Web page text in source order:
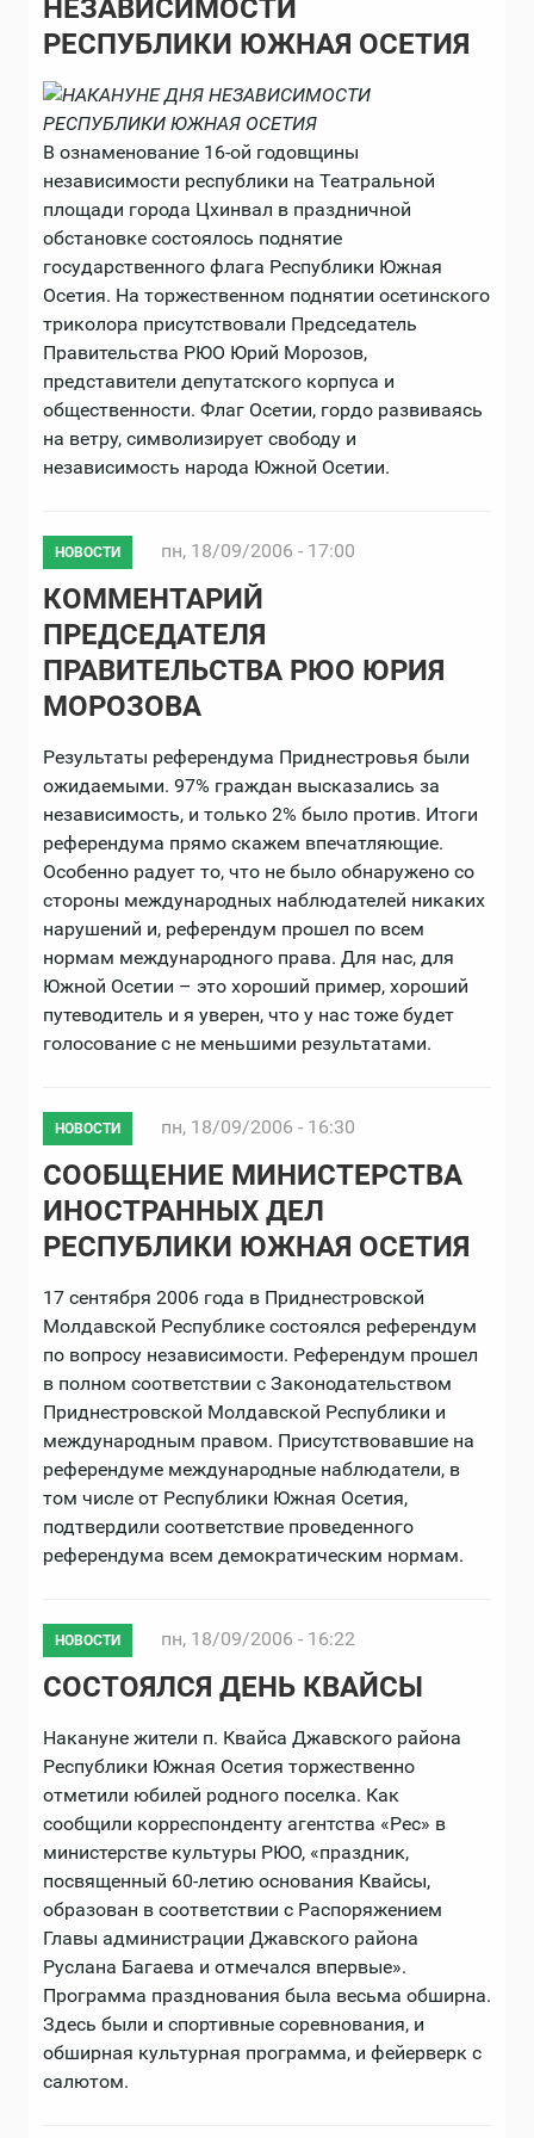
НЕЗАВИСИМОСТИ
РЕСПУБЛИКИ ЮЖНАЯ ОСЕТИЯ
В ознаменование 16-ой годовщины
независимости республики на Театральной
площади города Цхинвал в праздничной
обстановке состоялось поднятие
государственного флага Республики Южная
Осетия. На торжественном поднятии осетинского
триколора присутствовали Председатель
Правительства РЮО Юрий Морозов,
представители депутатского корпуса и
общественности. Флаг Осетии, гордо развиваясь
на ветру, символизирует свободу и
независимость народа Южной Осетии.
НОВОСТИ пн, 18/09/2006 - 17:00
КОММЕНТАРИЙ
ПРЕДСЕДАТЕЛЯ
ПРАВИТЕЛЬСТВА РЮО ЮРИЯ
МОРОЗОВА
Результаты референдума Приднестровья были
ожидаемыми. 97% граждан высказались за
независимость, и только 2% было против. Итоги
референдума прямо скажем впечатляющие.
Особенно радует то, что не было обнаружено со
стороны международных наблюдателей никаких
нарушений и, референдум прошел по всем
нормам международного права. Для нас, для
Южной Осетии – это хороший пример, хороший
путеводитель и я уверен, что у нас тоже будет
голосование с не меньшими результатами.
НОВОСТИ пн, 18/09/2006 - 16:30
СООБЩЕНИЕ МИНИСТЕРСТВА
ИНОСТРАННЫХ ДЕЛ
РЕСПУБЛИКИ ЮЖНАЯ ОСЕТИЯ
17 сентября 2006 года в Приднестровской
Молдавской Республике состоялся референдум
по вопросу независимости. Референдум прошел
в полном соответствии с Законодательством
Приднестровской Молдавской Республики и
международным правом. Присутствовавшие на
референдуме международные наблюдатели, в
том числе от Республики Южная Осетия,
подтвердили соответствие проведенного
референдума всем демократическим нормам.
НОВОСТИ пн, 18/09/2006 - 16:22
СОСТОЯЛСЯ ДЕНЬ КВАЙСЫ
Накануне жители п. Квайса Джавского района
Республики Южная Осетия торжественно
отметили юбилей родного поселка. Как
сообщили корреспонденту агентства «Рес» в
министерстве культуры РЮО, «праздник,
посвященный 60-летию основания Квайсы,
образован в соответствии с Распоряжением
Главы администрации Джавского района
Руслана Багаева и отмечался впервые».
Программа празднования была весьма обширна.
Здесь были и спортивные соревнования, и
обширная культурная программа, и фейерверк с
салютом.